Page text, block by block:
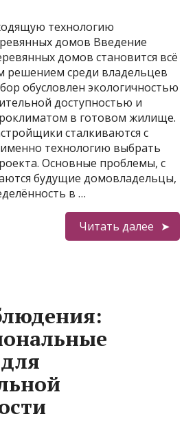
технологию
домов Введение
домов становится всё
решением среди владельцев
обусловлен экологичностью
доступностью и
в готовом жилище.
сталкиваются с
технологию выбрать
Основные проблемы, с
будущие домовладельцы,
в …
Читать далее